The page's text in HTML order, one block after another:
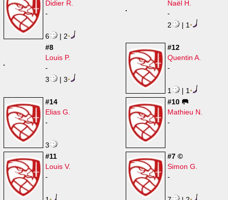
Didier R.
-
6 | 2
Naël H.
-
2
| 1
#8
Louis P.
-
3
| 3
#12
Quentin A.
-
1
| 1
#14
Elias G.
-
3
#10 🥅
Mathieu N.
-
#11
Louis V.
-
#7 ©
Simon G.
-